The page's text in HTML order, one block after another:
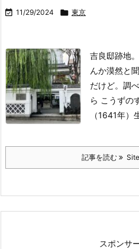
 11/29/2024  東京
吉良邸跡地。
んか漠然と
だけど。 調
ら こうずの
（1641年）
記事を読む Site
スポンサ